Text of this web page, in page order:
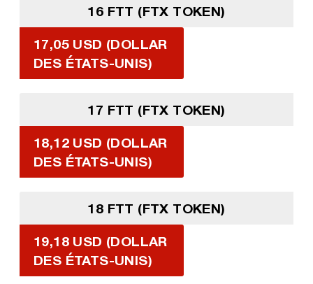
16 FTT (FTX TOKEN)
17,05 USD (DOLLAR
DES ÉTATS-UNIS)
17 FTT (FTX TOKEN)
18,12 USD (DOLLAR
DES ÉTATS-UNIS)
18 FTT (FTX TOKEN)
19,18 USD (DOLLAR
DES ÉTATS-UNIS)